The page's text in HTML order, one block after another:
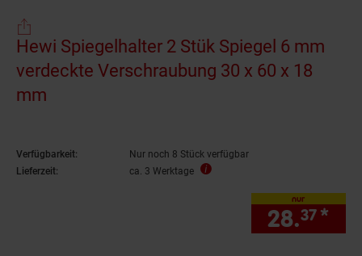
Hewi Spiegelhalter 2 Stük Spiegel 6 mm
verdeckte Verschraubung 30 x 60 x 18
mm
Verfügbarkeit:
Nur noch 8 Stück verfügbar
Lieferzeit:
ca. 3 Werktage
nur
28.37 *